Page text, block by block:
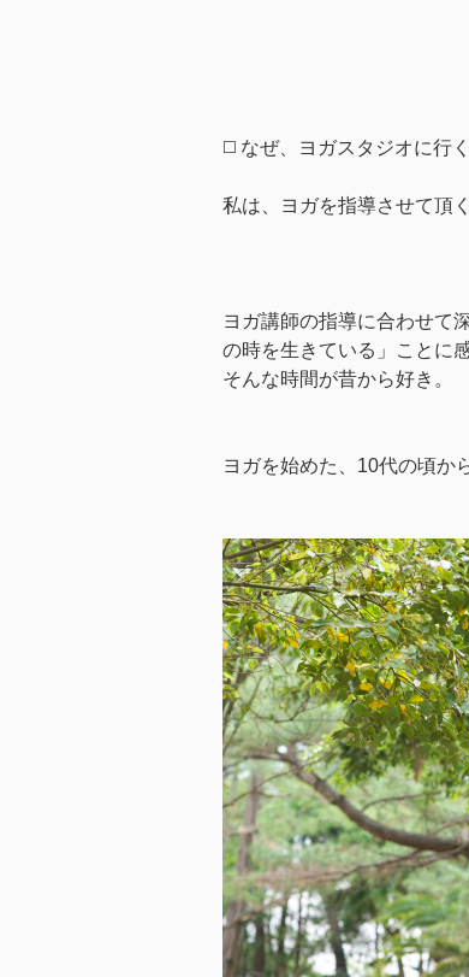
◻️ なぜ、ヨガスタジオに行
私は、ヨガを指導させて頂
ヨガ講師の指導に合わせて
の時を生きている」ことに
そんな時間が昔から好き。
ヨガを始めた、10代の頃か